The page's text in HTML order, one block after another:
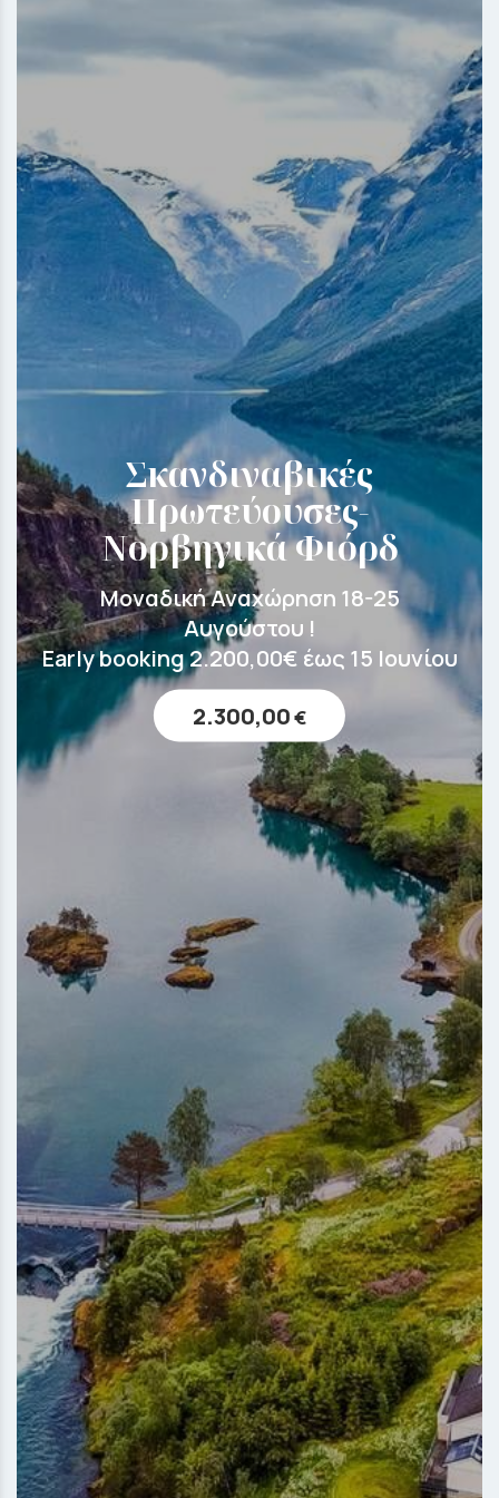
Σκανδιναβικές
Πρωτεύουσες-
Νορβηγικά Φιόρδ
Μοναδική Αναχώρηση 18-25
Αυγούστου !
Early booking 2.200,00€ έως 15 Ιουνίου
2.300,00